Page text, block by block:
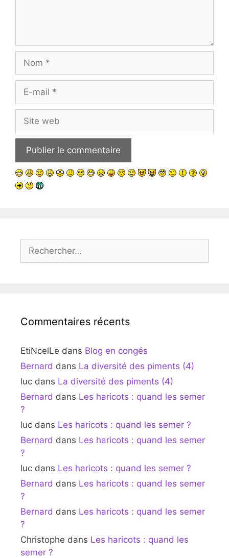
mail
web
Commentaires récents
EtiNcelLe dans Blog en congés
Bernard dans La diversité des piments (4)
luc dans La diversité des piments (4)
Bernard dans Les haricots : quand les semer
?
luc dans Les haricots : quand les semer ?
Bernard dans Les haricots : quand les semer
?
luc dans Les haricots : quand les semer ?
Bernard dans Les haricots : quand les semer
?
Bernard dans Les haricots : quand les semer
?
Christophe dans Les haricots : quand les
semer ?